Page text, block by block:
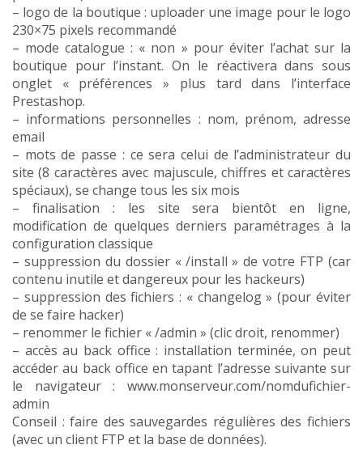
– logo de la boutique : uploader une image pour le logo
230×75 pixels recommandé
– mode catalogue : « non » pour éviter l’achat sur la
boutique pour l’instant. On le réactivera dans sous
onglet « préférences » plus tard dans l’interface
Prestashop.
– informations personnelles : nom, prénom, adresse
email
– mots de passe : ce sera celui de l’administrateur du
site (8 caractères avec majuscule, chiffres et caractères
spéciaux), se change tous les six mois
– finalisation : les site sera bientôt en ligne,
modification de quelques derniers paramétrages à la
configuration classique
– suppression du dossier « /install » de votre FTP (car
contenu inutile et dangereux pour les hackeurs)
– suppression des fichiers : « changelog » (pour éviter
de se faire hacker)
– renommer le fichier « /admin » (clic droit, renommer)
– accès au back office : installation terminée, on peut
accéder au back office en tapant l’adresse suivante sur
le navigateur : www.monserveur.com/nomdufichier-
admin
Conseil : faire des sauvegardes régulières des fichiers
(avec un client FTP et la base de données).